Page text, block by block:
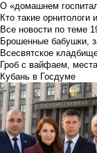
О «домашнем
Кто такие орнитологи
Все новости по теме
Брошенные бабушки,
Всесвятское
Гроб с вайфаем,
Кубань в Госдуме